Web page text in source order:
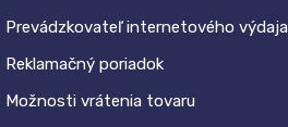
Prevádzkovateľ internetového výdaja
Reklamačný poriadok
Možnosti vrátenia tovaru